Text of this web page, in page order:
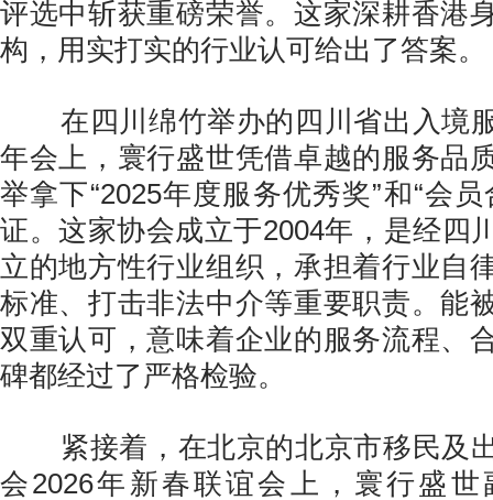
评选中斩获重磅荣誉。这家深耕香港
构，用实打实的行业认可给出了答案。
在四川绵竹举办的四川省出入境
年会上，寰行盛世凭借卓越的服务品
举拿下“2025年度服务优秀奖”和“会
证。这家协会成立于2004年，是经四
立的地方性行业组织，承担着行业自
标准、打击非法中介等重要职责。能
双重认可，意味着企业的服务流程、
碑都经过了严格检验。
紧接着，在北京的北京市移民及
会2026年新春联谊会上，寰行盛